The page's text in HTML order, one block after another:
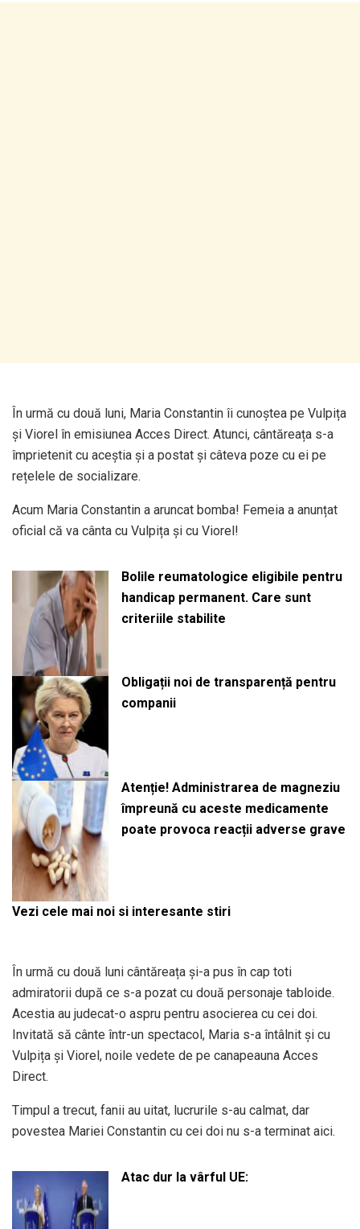
În urmă cu două luni, Maria Constantin îi cunoștea pe Vulpița
și Viorel în emisiunea Acces Direct. Atunci, cântăreața s-a
împrietenit cu aceștia și a postat și câteva poze cu ei pe
rețelele de socializare.
Acum Maria Constantin a aruncat bomba! Femeia a anunțat
oficial că va cânta cu Vulpița și cu Viorel!
Bolile reumatologice eligibile pentru
handicap permanent. Care sunt
criteriile stabilite
Obligații noi de transparență pentru
companii
Atenție! Administrarea de magneziu
împreună cu aceste medicamente
poate provoca reacții adverse grave
Vezi cele mai noi si interesante stiri
În urmă cu două luni cântăreața și-a pus în cap toti
admiratorii după ce s-a pozat cu două personaje tabloide.
Acestia au judecat-o aspru pentru asocierea cu cei doi.
Invitată să cânte într-un spectacol, Maria s-a întâlnit și cu
Vulpița și Viorel, noile vedete de pe canapeauna Acces
Direct.
Timpul a trecut, fanii au uitat, lucrurile s-au calmat, dar
povestea Mariei Constantin cu cei doi nu s-a terminat aici.
Atac dur la vârful UE: